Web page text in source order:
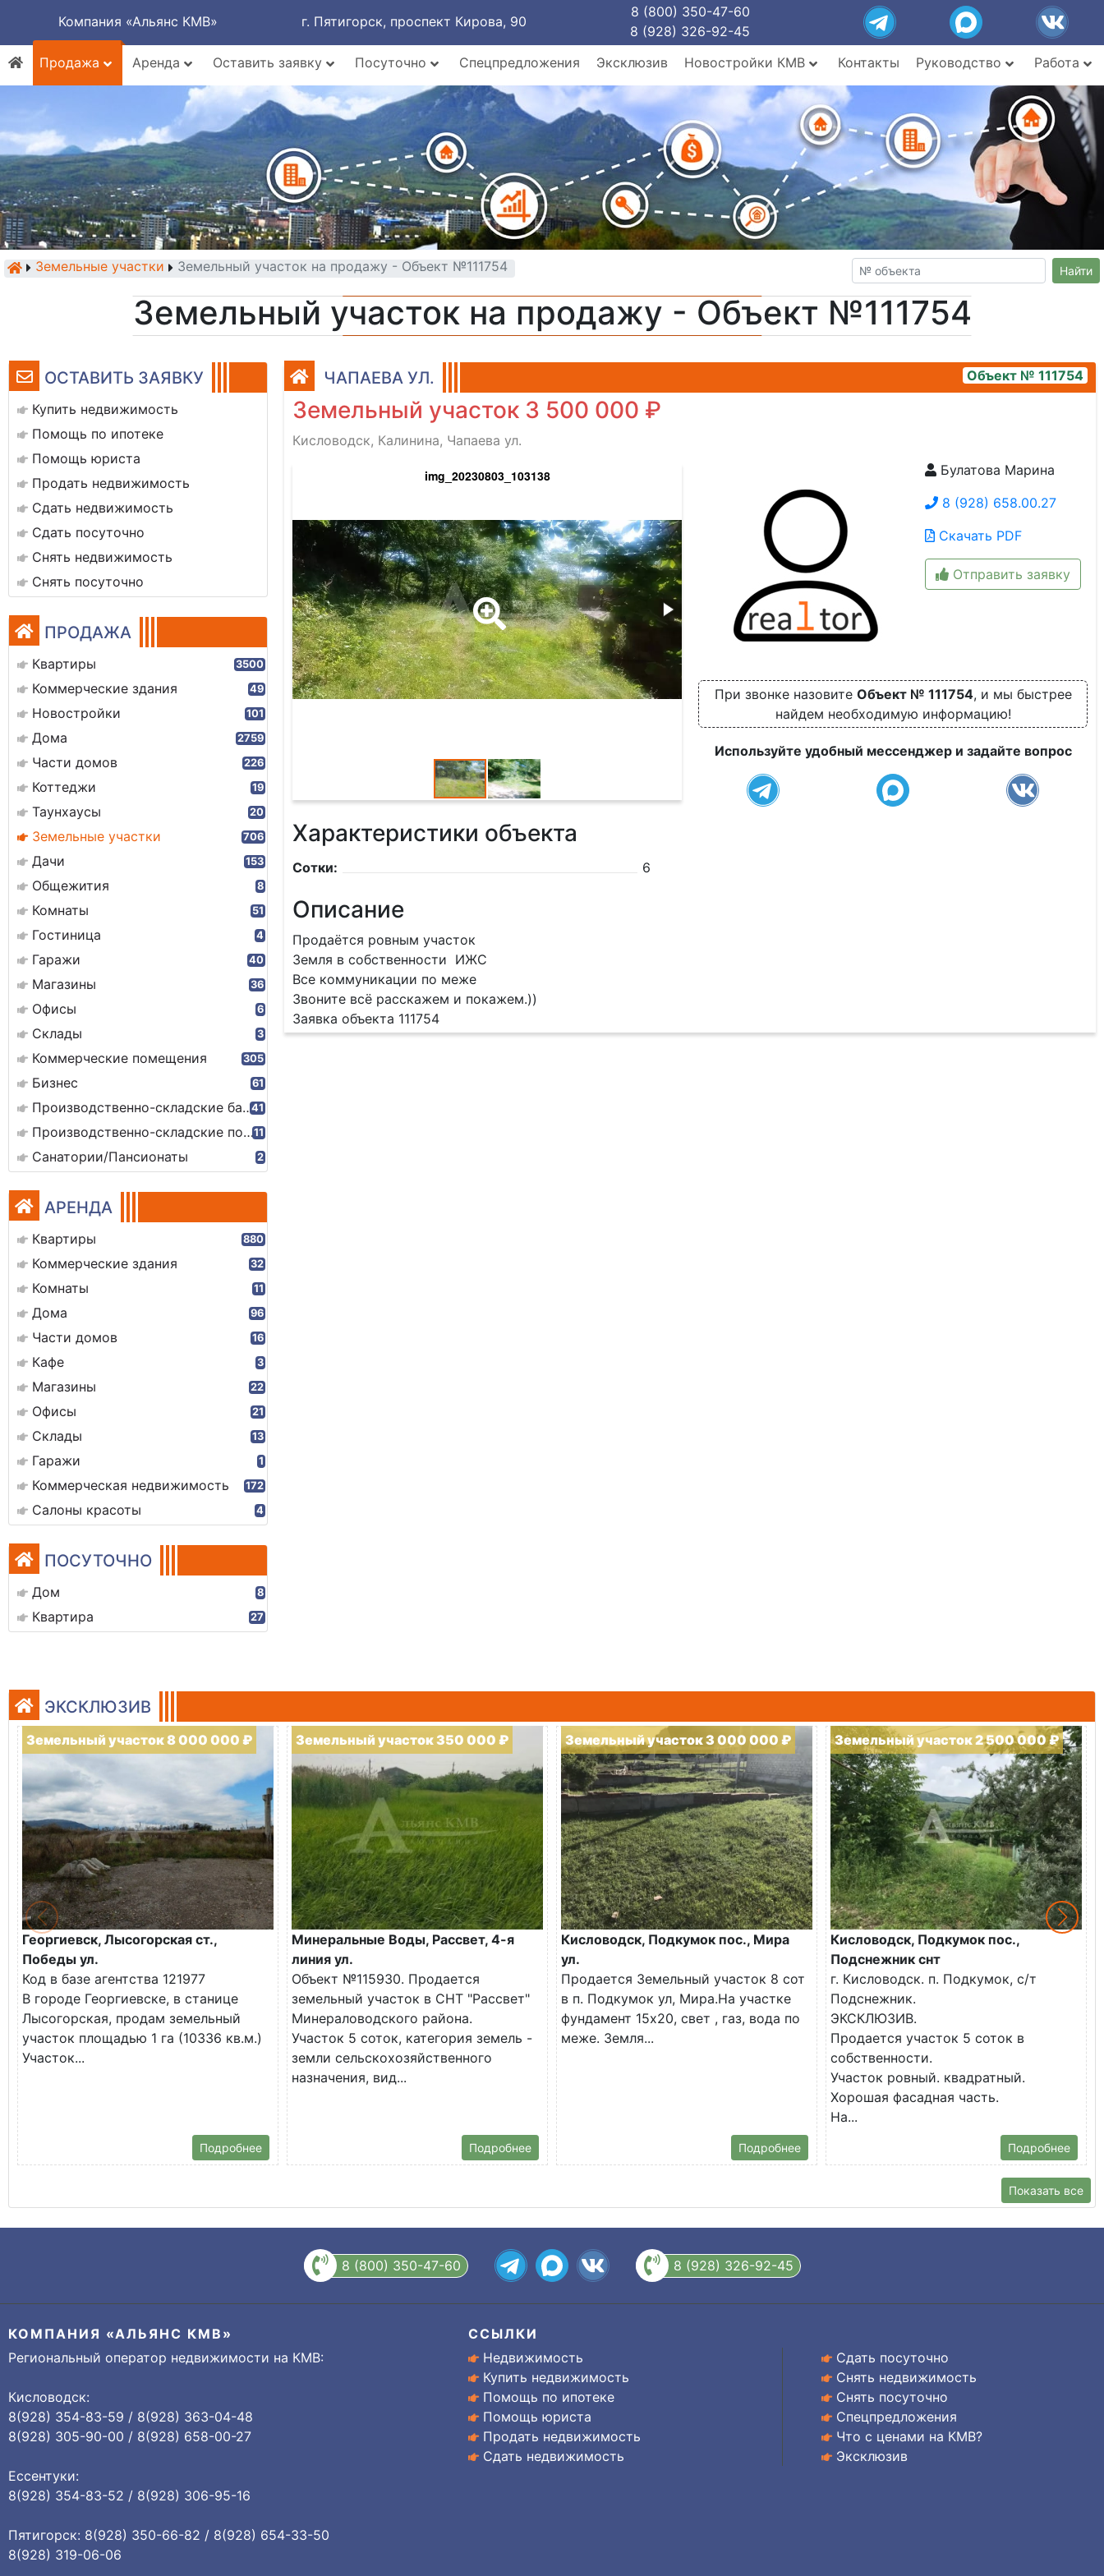
Компания «Альянс КМВ» г. Пятигорск, проспект Кирова, 90
8 (800) 350-47-60
8 (928) 326-92-45
Продажа
Аренда Оставить заявку Посуточно Спецпредложения Эксклюзив Новостройки КМВ Контакты Руководство Работа
Земельные участки Земельный участок на продажу - Объект №111754 Найти
Земельный участок на продажу - Объект №111754
ОСТАВИТЬ ЗАЯВКУ
Купить недвижимость
Помощь по ипотеке
Помощь юриста
Продать недвижимость
Сдать недвижимость
Сдать посуточно
Снять недвижимость
Снять посуточно
ПРОДАЖА
Квартиры 3500
Коммерческие здания 49
Новостройки 101
Дома 2759
Части домов 226
Коттеджи 19
Таунхаусы 20
Земельные участки 706
Дачи 153
Общежития 8
Комнаты 51
Гостиница 4
Гаражи 40
Магазины 36
Офисы 6
Склады 3
Коммерческие помещения 305
Бизнес 61
Производственно-складские базы41
Производственно-складские помещения11
Санатории/Пансионаты 2
АРЕНДА
Квартиры 880
Коммерческие здания 32
Комнаты 11
Дома 96
Части домов 16
Кафе 3
Магазины 22
Офисы 21
Склады 13
Гаражи 1
Коммерческая недвижимость 172
Салоны красоты 4
ПОСУТОЧНО
Дом 8
Квартира 27
ЧАПАЕВА УЛ. Объект № 111754
Земельный участок 3 500 000 ₽
Кисловодск, Калинина, Чапаева ул.
img_20230803_103138 img_20230803_104044Булатова Марина
8 (928) 658.00.27
Скачать PDF
Отправить заявку
При звонке назовите Объект № 111754, и мы быстрее
найдем необходимую информацию!
Используйте удобный мессенджер и задайте вопрос
Характеристики объекта
Сотки: 6
Описание
Продаётся ровным участок
Земля в собственности ИЖС
Все коммуникации по меже
Звоните всё расскажем и покажем.))
Заявка объекта 111754
ЭКСКЛЮЗИВ
Земельный участок 8 000 000 ₽
Георгиевск, Лысогорская ст.,
Победы ул.
Код в базе агентства 121977
В городе Георгиевске, в станице
Лысогорская, продам земельный
участок площадью 1 га (10336 кв.м.)
Участок...
Подробнее
Земельный участок 350 000 ₽
Минеральные Воды, Рассвет, 4-я
линия ул.
Объект №115930. Продается
земельный участок в СНТ "Рассвет"
Минераловодского района.
Участок 5 соток, категория земель -
земли сельскохозяйственного
назначения, вид...
Подробнее
Земельный участок 3 000 000 ₽
Кисловодск, Подкумок пос., Мира
ул.
Продается Земельный участок 8 сот
в п. Подкумок ул, Мира.На участке
фундамент 15х20, свет , газ, вода по
меже. Земля...
Подробнее
Земельный участок 2 500 000 ₽
Кисловодск, Подкумок пос.,
Подснежник снт
г. Кисловодск. п. Подкумок, с/т
Подснежник.
ЭКСКЛЮЗИВ.
Продается участок 5 соток в
собственности.
Участок ровный. квадратный.
Хорошая фасадная часть.
На...
Подробнее
Показать все
8 (800) 350-47-60 8 (928) 326-92-45
КОМПАНИЯ «АЛЬЯНС КМВ»
Региональный оператор недвижимости на КМВ:
Кисловодск:
8(928) 354-83-59 / 8(928) 363-04-48
8(928) 305-90-00 / 8(928) 658-00-27
Ессентуки:
8(928) 354-83-52 / 8(928) 306-95-16
Пятигорск: 8(928) 350-66-82 / 8(928) 654-33-50
8(928) 319-06-06
ССЫЛКИ
Недвижимость
Купить недвижимость
Помощь по ипотеке
Помощь юриста
Продать недвижимость
Сдать недвижимость
Сдать посуточно
Снять недвижимость
Снять посуточно
Спецпредложения
Что с ценами на КМВ?
Эксклюзив